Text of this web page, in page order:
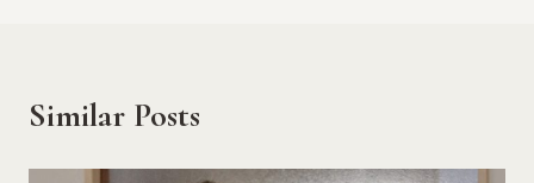
Similar Posts